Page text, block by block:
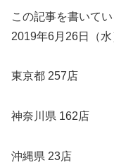
この記事を書いてい
2019年6月26日（水
東京都 257店
神奈川県 162店
沖縄県 23店